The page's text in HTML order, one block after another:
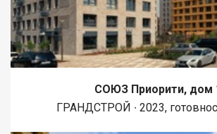
СОЮЗ Приорити, дом
ГРАНДСТРОЙ ∙ 2023,